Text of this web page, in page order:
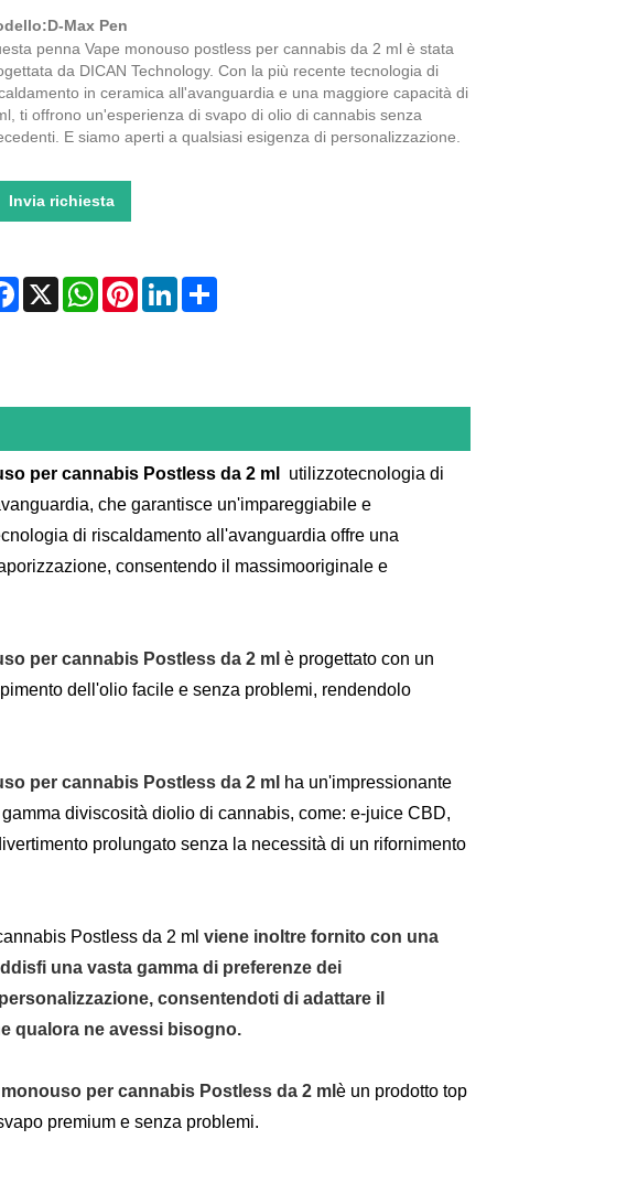
Max Pen
penna Vape monouso postless per cannabis da 2 ml è stata
da DICAN Technology. Con la più recente tecnologia di
in ceramica all'avanguardia e una maggiore capacità di
ti offrono un'esperienza di svapo di olio di cannabis senza
E siamo aperti a qualsiasi esigenza di personalizzazione.
Invia richiesta
Facebook
X WhatsAppPinterestLinkedInShare
per cannabis Postless da 2 ml utilizzotecnologia di
che garantisce un'impareggiabile e
di riscaldamento all'avanguardia offre una
, consentendo il massimooriginalee
per cannabis Postless da 2 ml è progettato con un
dell'olio facile e senza problemi, rendendolo
per cannabis Postless da 2 ml haun'impressionante
diviscosità diolio di cannabis, come: e-juice CBD,
prolungato senza la necessità di un rifornimento
Postless da 2 ml viene inoltre fornito con una
una vasta gamma di preferenze dei
consentendoti di adattare il
qualora ne avessi bisogno.
per cannabis Postless da 2 ml è un prodotto top
premium e senza problemi.